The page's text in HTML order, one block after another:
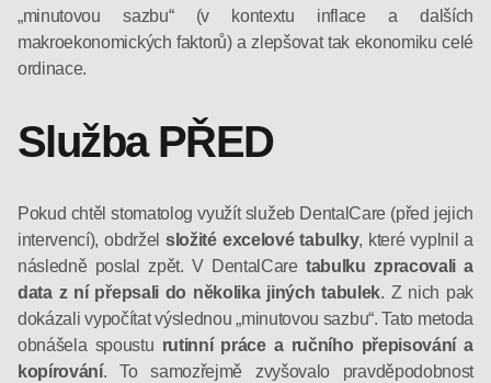
„minutovou sazbu“ (v kontextu inflace a dalších
makroekonomických faktorů) a zlepšovat tak ekonomiku celé
ordinace.
Služba PŘED
Pokud chtěl stomatolog využít služeb DentalCare (před jejich
intervencí), obdrželsložité excelové tabulky, které vyplnil a
následně poslal zpět. V DentalCaretabulku zpracovali a
data z ní přepsali do několika jiných tabulek. Z nich pak
dokázali vypočítat výslednou „minutovou sazbu“. Tato metoda
obnášela spoustu rutinní práce a ručního přepisování a
kopírování. To samozřejmě zvyšovalo pravděpodobnost